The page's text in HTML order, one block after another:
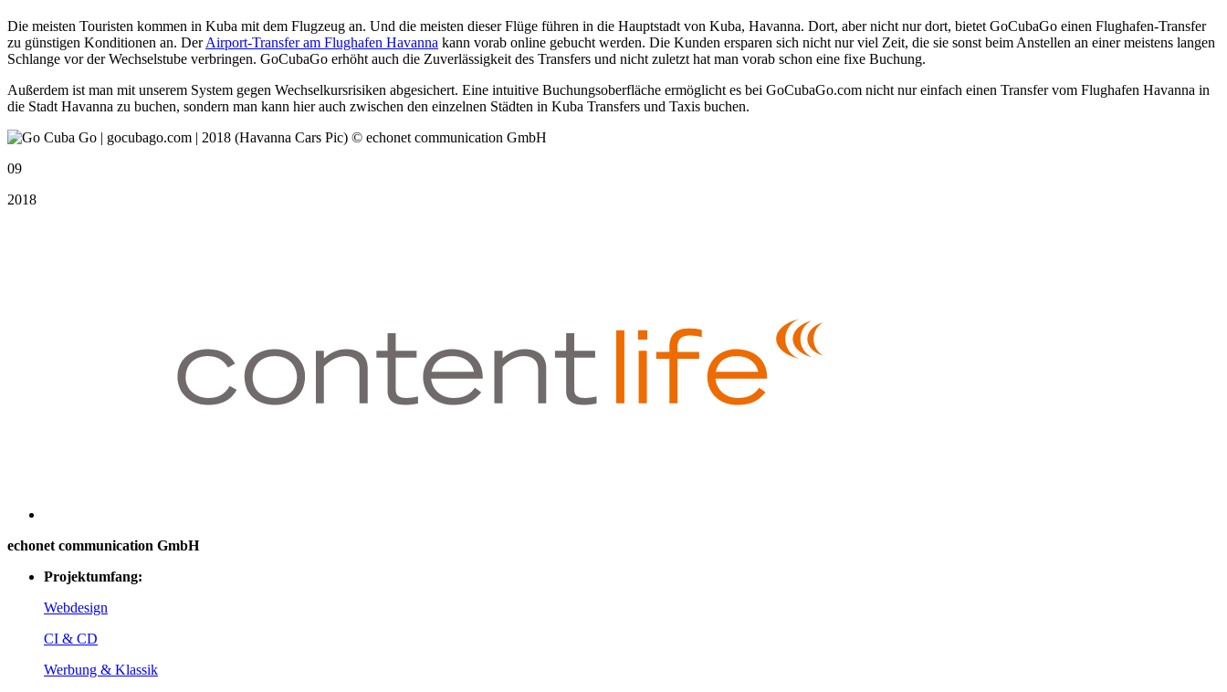
Die meisten Touristen kommen in Kuba mit dem Flugzeug an. Und die meisten dieser Flüge führen in die Hauptstadt von Kuba, Havanna. Dort, aber nicht nur dort, bietet GoCubaGo einen Flughafen-Transfer
zu günstigen Konditionen an. DerAirport-Transfer am Flughafen Havanna kann vorab online gebucht werden. Die Kunden ersparen sich nicht nur viel Zeit, die sie sonst beim Anstellen an einer meistens langen
Schlange vor der Wechselstube verbringen. GoCubaGo erhöht auch die Zuverlässigkeit des Transfers und nicht zuletzt hat man vorab schon eine fixe Buchung.
Außerdem ist man mit unserem System gegen Wechselkursrisiken abgesichert. Eine intuitive Buchungsoberfläche ermöglicht es bei GoCubaGo.com nicht nur einfach einen Transfer vom Flughafen Havanna in
die Stadt Havanna zu buchen, sondern man kann hier auch zwischen den einzelnen Städten in Kuba Transfers und Taxis buchen.
09
2018
echonet communication GmbH
Projektumfang:
Webdesign
CI & CD
Werbung & Klassik